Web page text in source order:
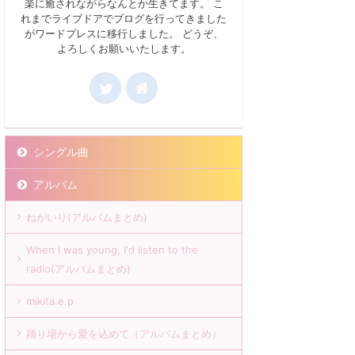
楽に癒されながらなんとか生きてます。 こ
れまでライブドアでブログを行ってきました
がワードプレスに移行しました。 どうぞ、
よろしくお願いいたします。
シングル曲
アルバム
ねがいり(アルバムまとめ)
When I was young, I'd listen to the
radio(アルバムまとめ)
mikita.e.p
踊り場から愛を込めて（アルバムまとめ）